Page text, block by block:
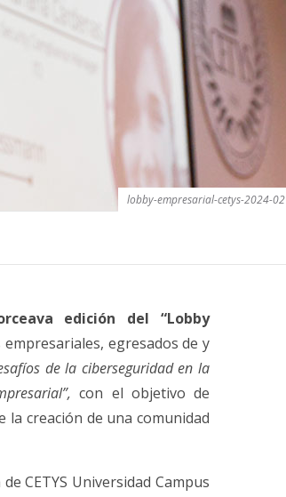
lobby-empresarial-cetys-2024-02
edición del “Lobby
egresados de y
de la ciberseguridad en la
con el objetivo de
creación de una comunidad
CETYS Universidad Campus